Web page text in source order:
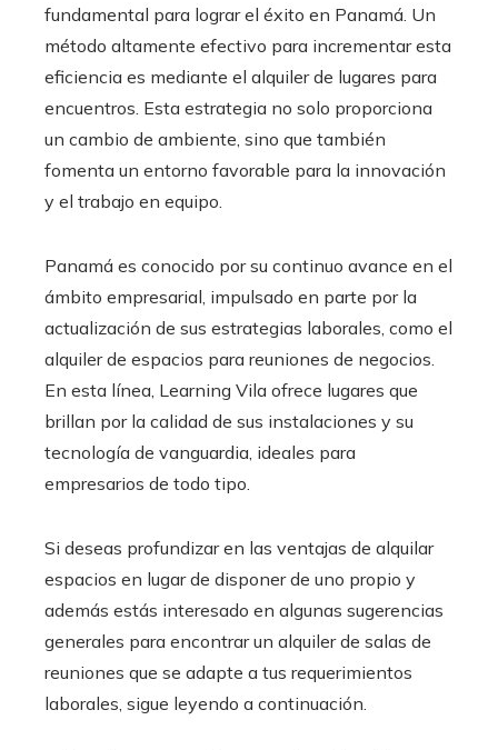
fundamental para lograr el éxito en Panamá. Un
método altamente efectivo para incrementar esta
eficiencia es mediante el alquiler de lugares para
encuentros. Esta estrategia no solo proporciona
un cambio de ambiente, sino que también
fomenta un entorno favorable para la innovación
y el trabajo en equipo.
Panamá es conocido por su continuo avance en el
ámbito empresarial, impulsado en parte por la
actualización de sus estrategias laborales, como el
alquiler de espacios para reuniones de negocios.
En esta línea, Learning Vila ofrece lugares que
brillan por la calidad de sus instalaciones y su
tecnología de vanguardia, ideales para
empresarios de todo tipo.
Si deseas profundizar en las ventajas de alquilar
espacios en lugar de disponer de uno propio y
además estás interesado en algunas sugerencias
generales para encontrar un alquiler de salas de
reuniones que se adapte a tus requerimientos
laborales, sigue leyendo a continuación.